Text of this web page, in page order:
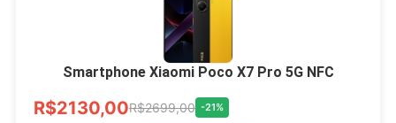
Smartphone Xiaomi Poco X7 Pro 5G NFC
R$2130,00R$2699,00 -21%